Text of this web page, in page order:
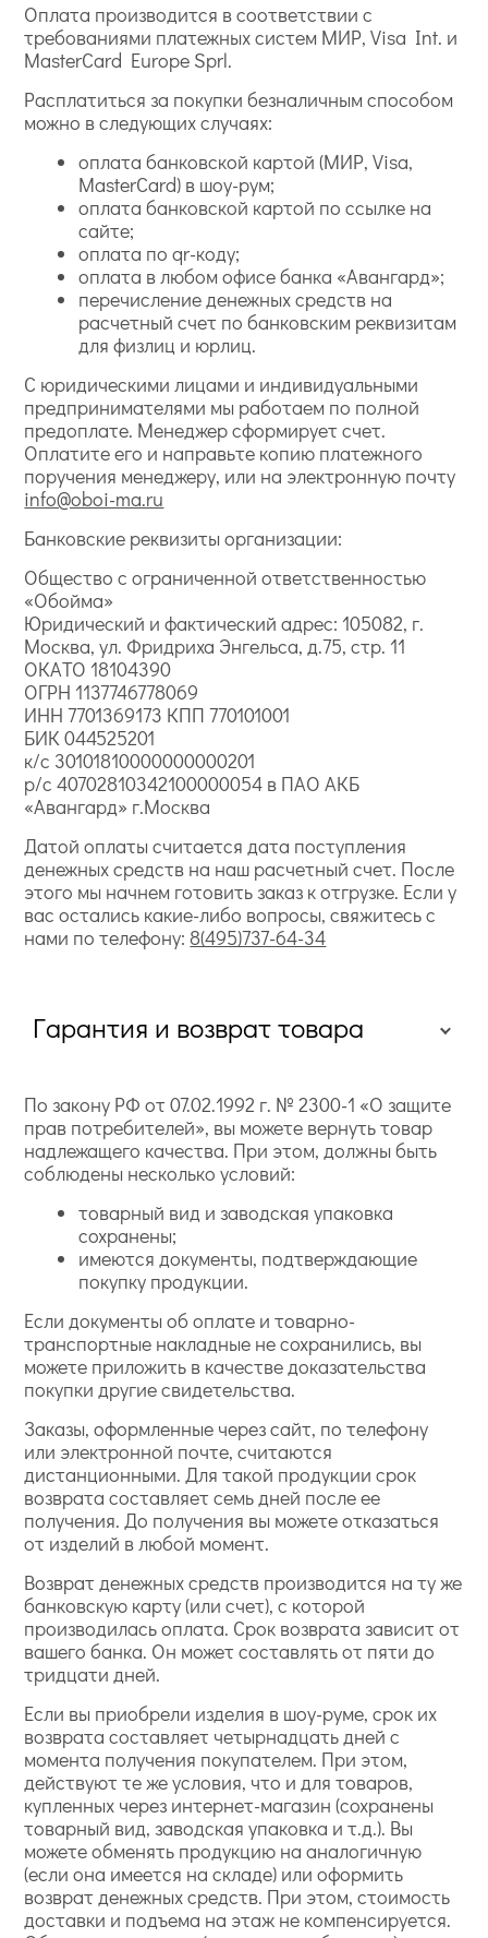
Оплата производится в соответствии с
требованиями платежных систем МИР, Visa Int. и
MasterCard Europe Sprl.
Расплатиться за покупки безналичным способом
можно в следующих случаях:
оплата банковской картой (МИР, Visa,
MasterCard) в шоу-рум;
оплата банковской картой по ссылке на
сайте;
оплата по qr-коду;
оплата в любом офисе банка «Авангард»;
перечисление денежных средств на
расчетный счет по банковским реквизитам
для физлиц и юрлиц.
С юридическими лицами и индивидуальными
предпринимателями мы работаем по полной
предоплате. Менеджер сформирует счет.
Оплатите его и направьте копию платежного
поручения менеджеру, или на электронную почту
info@oboi-ma.ru
Банковские реквизиты организации:
Общество с ограниченной ответственностью
«Обойма»
Юридический и фактический адрес: 105082, г.
Москва, ул. Фридриха Энгельса, д.75, стр. 11
ОКАТО 18104390
ОГРН 1137746778069
ИНН 7701369173 КПП 770101001
БИК 044525201
к/с 30101810000000000201
р/с 40702810342100000054 в ПАО АКБ
«Авангард» г.Москва
Датой оплаты считается дата поступления
денежных средств на наш расчетный счет. После
этого мы начнем готовить заказ к отгрузке. Если у
вас остались какие-либо вопросы, свяжитесь с
нами по телефону: 8(495)737-64-34
Гарантия и возврат товара
По закону РФ от 07.02.1992 г. № 2300-1 «О защите
прав потребителей», вы можете вернуть товар
надлежащего качества. При этом, должны быть
соблюдены несколько условий:
товарный вид и заводская упаковка
сохранены;
имеются документы, подтверждающие
покупку продукции.
Если документы об оплате и товарно-
транспортные накладные не сохранились, вы
можете приложить в качестве доказательства
покупки другие свидетельства.
Заказы, оформленные через сайт, по телефону
или электронной почте, считаются
дистанционными. Для такой продукции срок
возврата составляет семь дней после ее
получения. До получения вы можете отказаться
от изделий в любой момент.
Возврат денежных средств производится на ту же
банковскую карту (или счет), с которой
производилась оплата. Срок возврата зависит от
вашего банка. Он может составлять от пяти до
тридцати дней.
Если вы приобрели изделия в шоу-руме, срок их
возврата составляет четырнадцать дней с
момента получения покупателем. При этом,
действуют те же условия, что и для товаров,
купленных через интернет-магазин (сохранены
товарный вид, заводская упаковка и т.д.). Вы
можете обменять продукцию на аналогичную
(если она имеется на складе) или оформить
возврат денежных средств. При этом, стоимость
доставки и подъема на этаж не компенсируется.